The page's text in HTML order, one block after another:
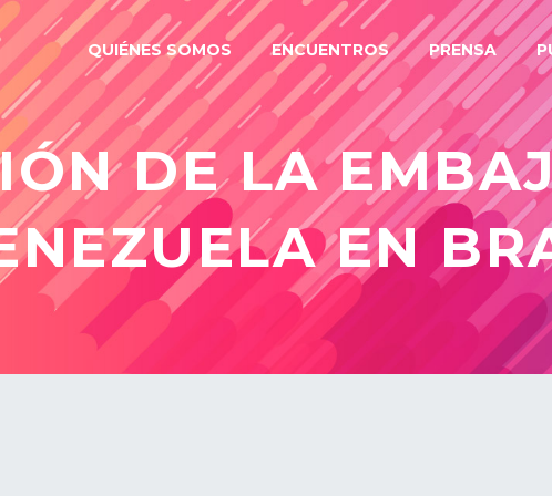
QUIÉNES SOMOS ENCUENTROS PRENSA
DE LA
EN